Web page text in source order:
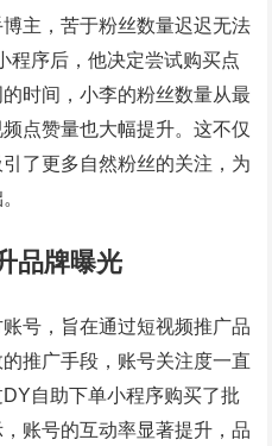
主，苦于粉丝数量迟迟无法
程序后，他决定尝试购买点
时间，小李的粉丝数量从最
点赞量也大幅提升。这不仅
了更多自然粉丝的关注，为
品牌曝光
号，旨在通过短视频推广品
推广手段，账号关注度一直
自助下单小程序购买了批
账号的互动率显著提升，品